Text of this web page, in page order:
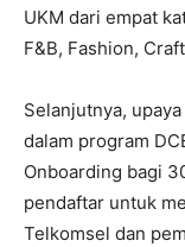
UKM dari empat
F&B, Fashion,
Selanjutnya,
dalam program
Onboarding bagi
pendaftar untuk
Telkomsel dan